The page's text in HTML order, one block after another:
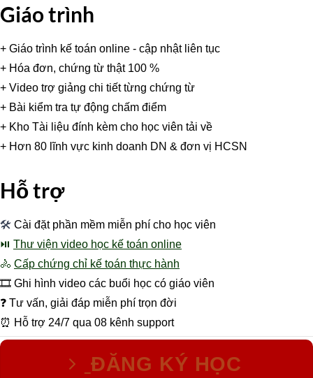
Giáo trình
+ Giáo trình kế toán online - cập nhật liên tục
+ Hóa đơn, chứng từ thật 100 %
+ Video trợ giảng chi tiết từng chứng từ
+ Bài kiểm tra tự động chấm điểm
+ Kho Tài liệu đính kèm cho học viên tải về
+ Hơn 80 lĩnh vực kinh doanh DN & đơn vị HCSN
Hỗ trợ
🛠 Cài đặt phần mềm miễn phí cho học viên
⏯ Thư viện video học kế toán online
🚴 Cấp chứng chỉ kế toán thực hành
🎞 Ghi hình video các buổi học có giáo viên
❓ Tư vấn, giải đáp miễn phí trọn đời
⏰ Hỗ trợ 24/7 qua 08 kênh support
ĐĂNG KÝ HỌC